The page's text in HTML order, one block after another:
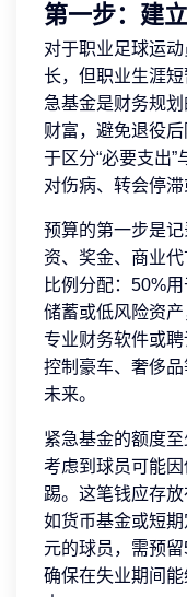
第一步：建
对于职业足球运
长，但职业生涯
急基金是财务规
财富，避免退役
于区分“必要支出”
对伤病、转会停滞
预算的第一步是
资、奖金、商业
比例分配：50%
储蓄或低风险资
专业财务软件或
控制豪车、奢侈
未来。
紧急基金的额度
考虑到球员可能
踢。这笔钱应存
如货币基金或短
元的球员，需预
确保在失业期间